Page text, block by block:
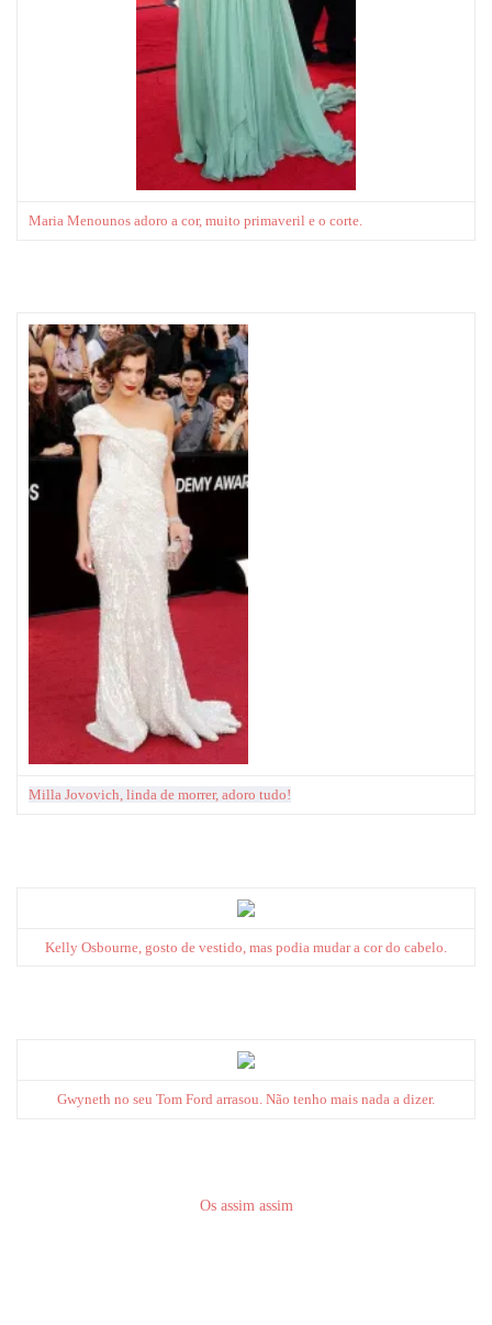
Maria Menounos adoro a cor, muito primaveril e o corte.
Milla Jovovich, linda de morrer, adoro tudo!
Kelly Osbourne, gosto de vestido, mas podia mudar a cor do cabelo.
Gwyneth no seu Tom Ford arrasou. Não tenho mais nada a dizer.
Os assim assim